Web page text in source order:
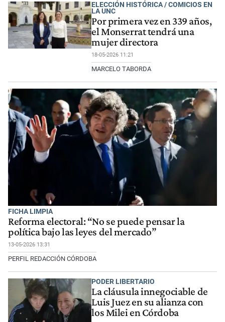
ELECCIÓN HISTÓRICA / COMICIOS EN
LA UNC
Por primera vez en 339 años,
el Monserrat tendrá una
mujer directora
18-05-2026 11:21
MARCELO TABORDA
FICHA LIMPIA
Reforma electoral: “No se puede pensar la
política bajo las leyes del mercado”
13-05-2026 13:31
PERFIL REDACCIÓN CÓRDOBA
PODER LIBERTARIO
La cláusula innegociable de
Luis Juez en su alianza con
los Milei en Córdoba